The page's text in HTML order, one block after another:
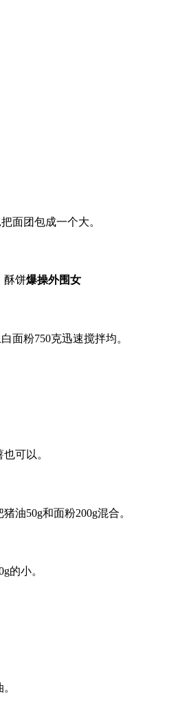
面团包成一个大。
酥饼爆操外围女
面粉750克迅速搅拌均。
可以。
油50g和面粉200g混合。
的小。